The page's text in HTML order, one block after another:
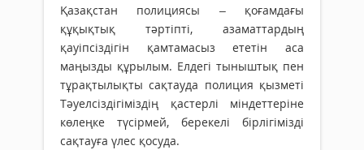
Қазақстан полициясы – қоғамдағы
құқықтық тәртіпті, азаматтардың
қауіпсіздігін қамтамасыз ететін аса
маңызды құрылым. Елдегі тыныштық пен
тұрақтылықты сақтауда полиция қызметі
Тәуелсіздігіміздің қастерлі міндеттеріне
көлеңке түсірмей, берекелі бірлігімізді
сақтауға үлес қосуда.